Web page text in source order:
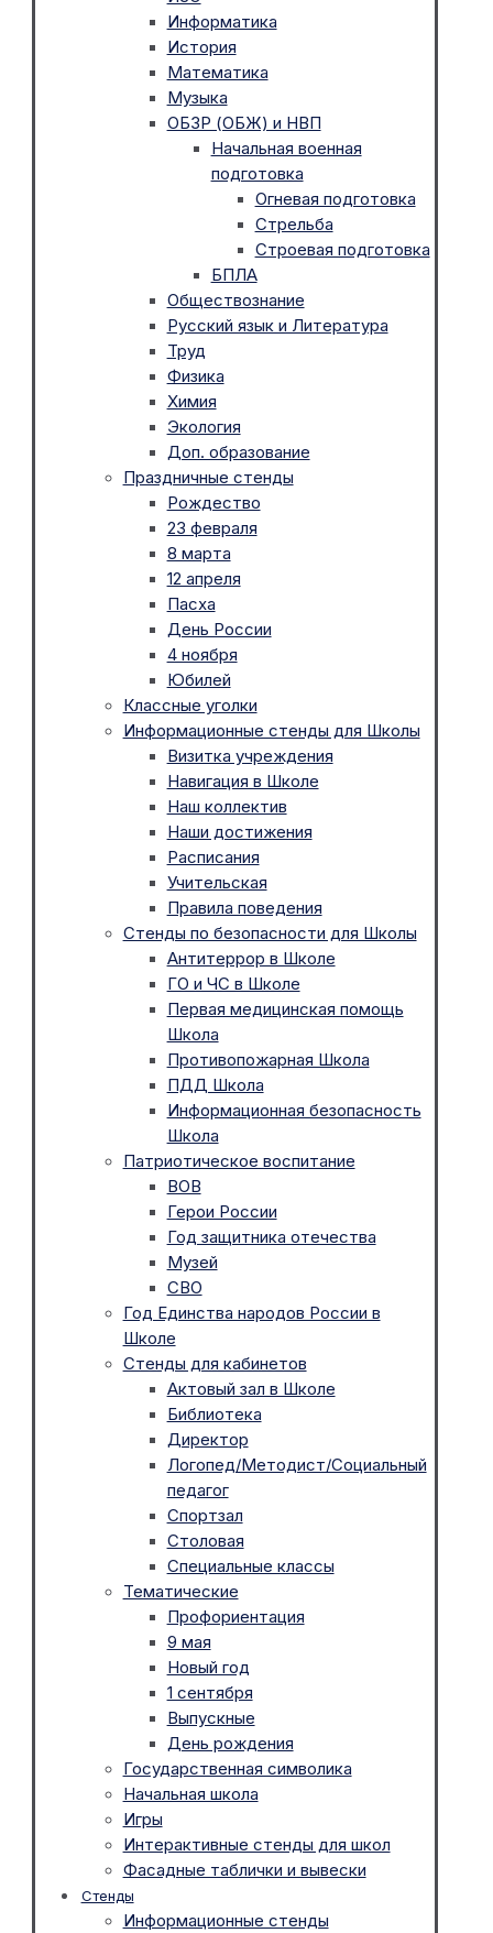
Информатика
История
Математика
Музыка
ОБЗР (ОБЖ) и НВП
Начальная военная
подготовка
Огневая подготовка
Стрельба
Строевая подготовка
БПЛА
Обществознание
Русский язык и Литература
Труд
Физика
Химия
Экология
Доп. образование
Праздничные стенды
Рождество
23 февраля
8 марта
12 апреля
Пасха
День России
4 ноября
Юбилей
Классные уголки
Информационные стенды для Школы
Визитка учреждения
Навигация в Школе
Наш коллектив
Наши достижения
Расписания
Учительская
Правила поведения
Стенды по безопасности для Школы
Антитеррор в Школе
ГО и ЧС в Школе
Первая медицинская помощь
Школа
Противопожарная Школа
ПДД Школа
Информационная безопасность
Школа
Патриотическое воспитание
ВОВ
Герои России
Год защитника отечества
Музей
СВО
Год Единства народов России в
Школе
Стенды для кабинетов
Актовый зал в Школе
Библиотека
Директор
Логопед/Методист/Социальный
педагог
Спортзал
Столовая
Специальные классы
Тематические
Профориентация
9 мая
Новый год
1 сентября
Выпускные
День рождения
Государственная символика
Начальная школа
Игры
Интерактивные стенды для школ
Фасадные таблички и вывески
Стенды
Информационные стенды